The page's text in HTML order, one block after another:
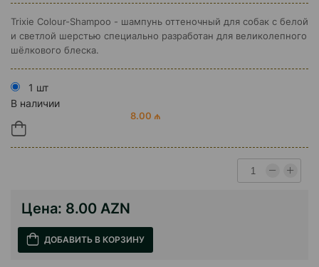
Trixie Colour-Shampoo - шампунь оттеночный для собак с белой
и светлой шерстью специально разработан для великолепного
шёлкового блеска.
1 шт
В наличии
8.00 ₼
Цена: 8.00 AZN
ДОБАВИТЬ В КОРЗИНУ